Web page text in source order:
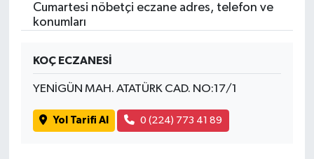
Cumartesi nöbetçi eczane adres, telefon ve
konumları
KOÇ ECZANESİ
YENİGÜN MAH. ATATÜRK CAD. NO:17/1
Yol Tarifi Al 0 (224) 773 41 89